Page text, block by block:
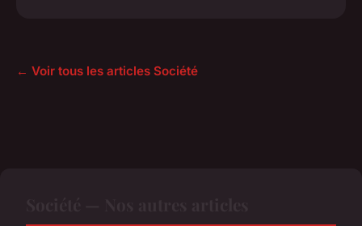
← Voir tous les articles Société